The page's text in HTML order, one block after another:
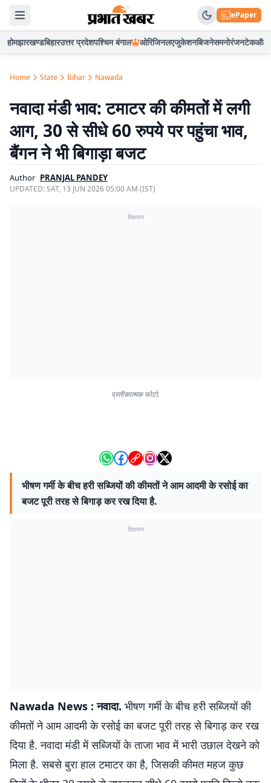
ePaper
होमझारखण्डबिहारउत्तर प्रदेशपश्चिम बंगाल ओरिजिनलएजुकेशनबिजनेसमनोरंजनटेकऑटो
Home State Bihar Nawada
नवादा मंडी भाव: टमाटर की कीमतों में लगी
आग, 30 से सीधे 60 रुपये पर पहुंचा भाव,
बैंगन ने भी बिगाड़ा बजट
Author PRANJAL PANDEY
UPDATED:SAT, 13 JUN 2026 05:00 AM (IST)
विज्ञापन
प्रतीकात्मक फोटो.
भीषण गर्मी के बीच हरी सब्जियों की कीमतों ने आम आदमी के रसोई का
बजट पूरी तरह से बिगाड़ कर रख दिया है.
विज्ञापन
Nawada News : नवादा. भीषण गर्मी के बीच हरी सब्जियों की
कीमतों ने आम आदमी के रसोई का बजट पूरी तरह से बिगाड़ कर रख
दिया है. नवादा मंडी में सब्जियों के ताजा भाव में भारी उछाल देखने को
मिला है. सबसे बुरा हाल टमाटर का है, जिसकी कीमत महज कुछ